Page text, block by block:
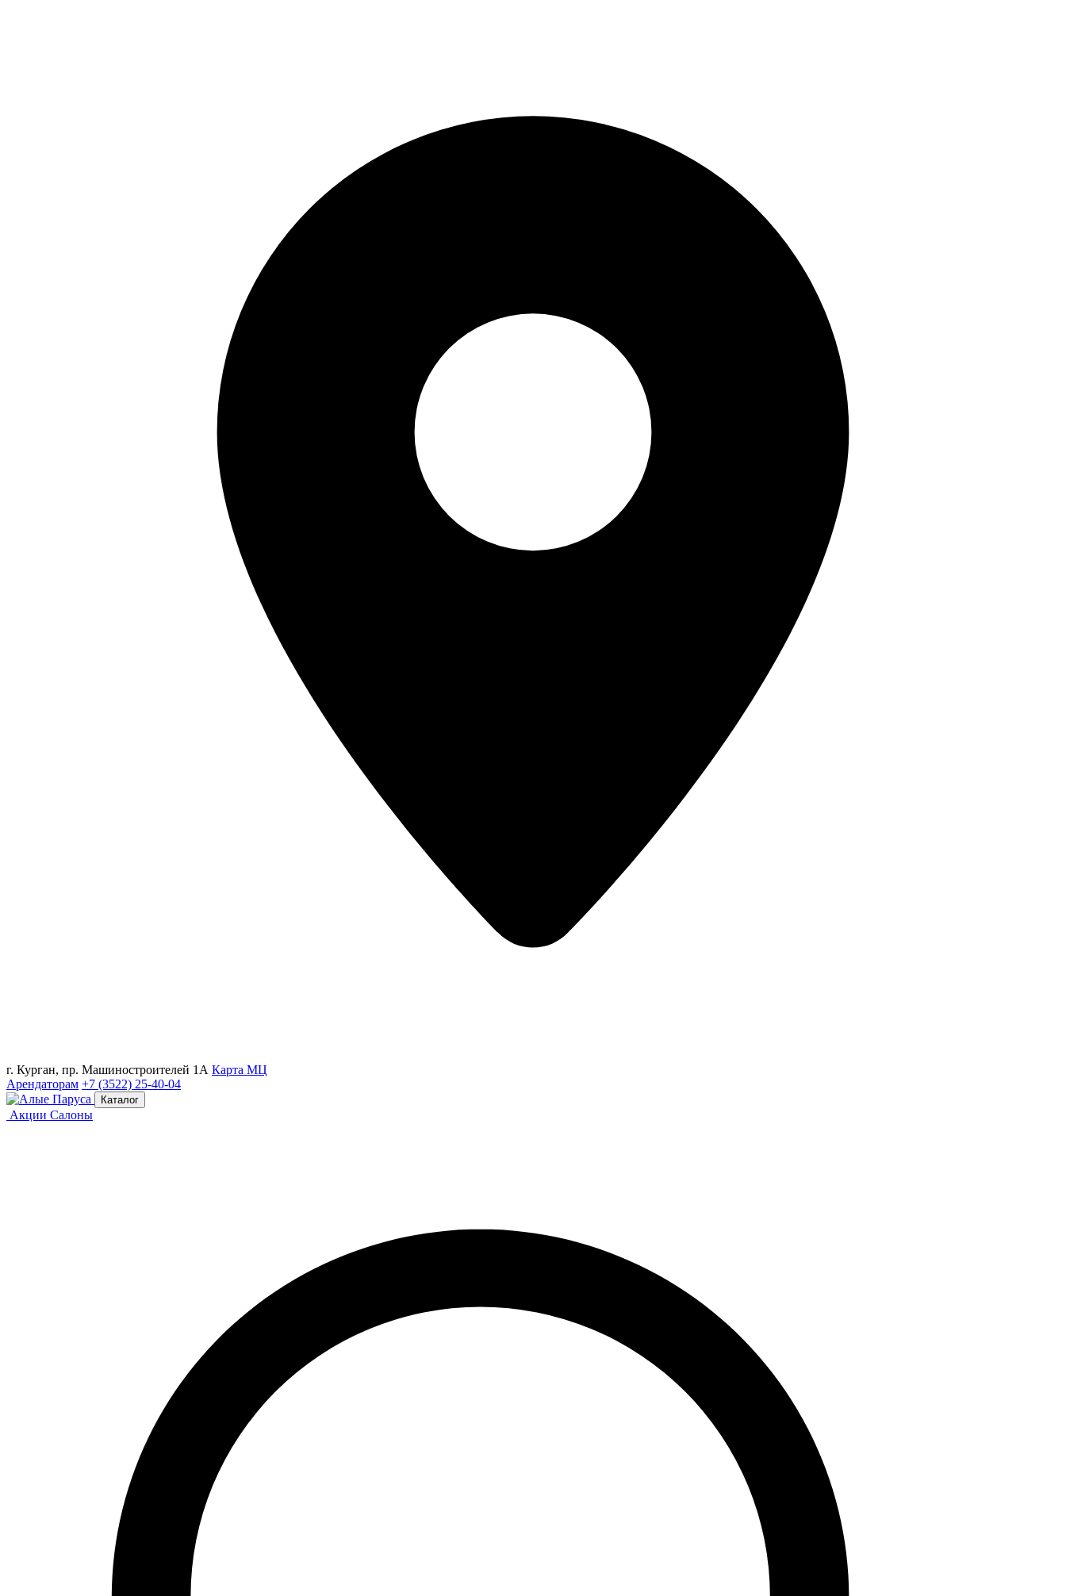
г. Курган, пр. Машиностроителей 1А Карта МЦ
Арендаторам +7 (3522) 25-40-04
Каталог
Акции Салоны